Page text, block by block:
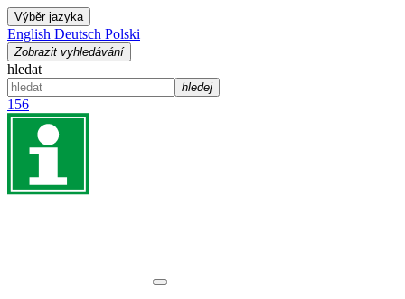
Výběr jazyka
English Deutsch Polski
Zobrazit vyhledávání
hledat
hledej
156